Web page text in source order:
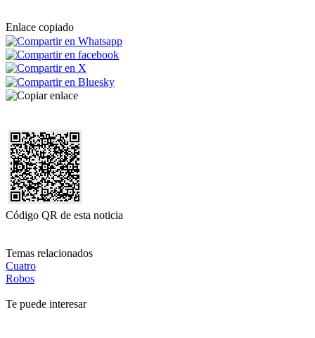
Enlace copiado
Código QR de esta noticia
Temas relacionados
Cuatro
Robos
Te puede interesar